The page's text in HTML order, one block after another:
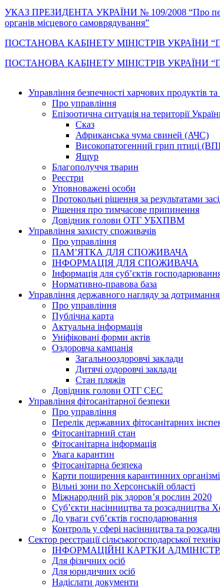
УКАЗ ПРЕЗИДЕНТА УКРАЇНИ № 109/2008 “Про
органів місцевого самоврядування”
ПОСТАНОВА КАБІНЕТУ МІНІСТРІВ УКРАЇНИ “Про
ПОСТАНОВА КАБІНЕТУ МІНІСТРІВ УКРАЇНИ “Про
Управління безпечності харчових продуктів
Про управління
Епізоотична ситуація на території
Сказ
Африканська чума свиней (АЧС)
Високопатогенний грип птиці
Ящур
Благополуччя тварин
Реєстри
Уповноважені особи
Протокольні рішення за результатами
Рішення про тимчасове припинення
Довідник голови ОТГ УБХПВМ
Управління захисту споживачів
Про управління
ПАМ’ЯТКА ДЛЯ СПОЖИВАЧА
ІНФОРМАЦІЯ ДЛЯ СПОЖИВАЧА
Інформація для суб’єктів
Нормативно-правова база
Управління державного нагляду за
Про управління
Публічна карта
Актуальна інформація
Уніфіковані форми актів
Оздоровча кампанія
Загальнооздоровчі заклади
Дитячі оздоровчі заклади
Стан пляжів
Довідник голови ОТГ СЕС
Управління фітосанітарної безпеки
Про управління
Перелік державних фітосанітарних
Фітосанітарний стан
Фітосанітарна інформація
Увага карантин
Фітосанітарна безпека
Карти поширення карантинних
Вільні зони по Херсонській області
Міжнародний рік здоров’я рослин 2020
Суб’єкти насінництва та розсадництва
До уваги суб’єктів господарювання
Контроль у сфері насінництва та
Сектор реєстрації сільськогосподарської
ІНФОРМАЦІЙНІ КАРТКИ
Для фізичних осіб
Для юридичних осіб
Надіслати документи